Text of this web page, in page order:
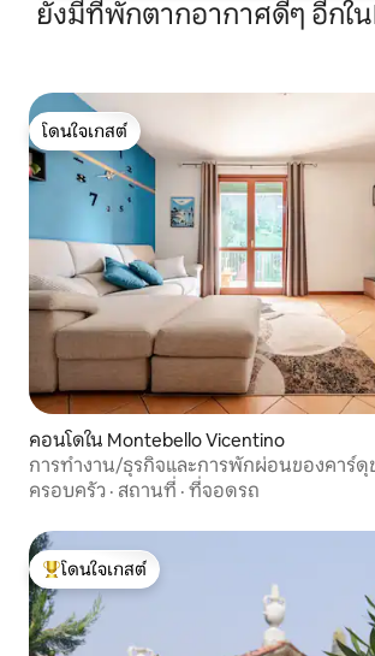
ยังมีที่พักตากอากาศดีๆ อีกใ
โดนใจเกสต์
โดนใจเกสต์
คอนโดใน Montebello Vicentino
การทำงาน/ธุรกิจและการพักผ่อนของคาร์ดุ
ครอบครัว · สถานที่ · ที่จอดรถ
โดนใจเกสต์ที่สุด
โดนใจเกสต์